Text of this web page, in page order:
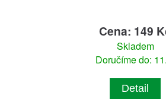
Cena: 149
Skladem
Doručíme do:
Detail